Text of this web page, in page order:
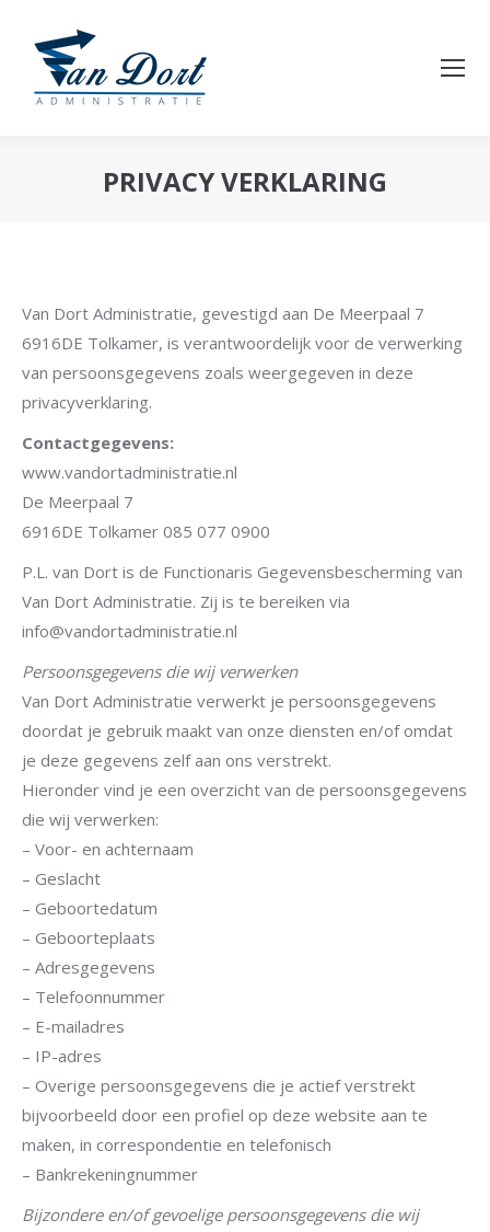
PRIVACY VERKLARING
Van Dort Administratie, gevestigd aan De Meerpaal 7
6916DE Tolkamer, is verantwoordelijk voor de verwerking
van persoonsgegevens zoals weergegeven in deze
privacyverklaring.
Contactgegevens:
www.vandortadministratie.nl
De Meerpaal 7
6916DE Tolkamer 085 077 0900
P.L. van Dort is de Functionaris Gegevensbescherming van
Van Dort Administratie. Zij is te bereiken via
info@vandortadministratie.nl
Persoonsgegevens die wij verwerken
Van Dort Administratie verwerkt je persoonsgegevens
doordat je gebruik maakt van onze diensten en/of omdat
je deze gegevens zelf aan ons verstrekt.
Hieronder vind je een overzicht van de persoonsgegevens
die wij verwerken:
– Voor- en achternaam
– Geslacht
– Geboortedatum
– Geboorteplaats
– Adresgegevens
– Telefoonnummer
– E-mailadres
– IP-adres
– Overige persoonsgegevens die je actief verstrekt
bijvoorbeeld door een profiel op deze website aan te
maken, in correspondentie en telefonisch
– Bankrekeningnummer
Bijzondere en/of gevoelige persoonsgegevens die wij